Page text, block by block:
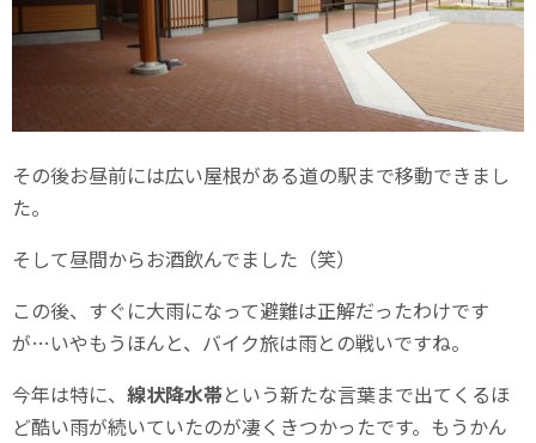
その後お昼前には広い屋根がある道の駅まで移動できまし
た。
そして昼間からお酒飲んでました（笑）
この後、すぐに大雨になって避難は正解だったわけです
が…いやもうほんと、バイク旅は雨との戦いですね。
今年は特に、 線状降水帯という新たな言葉まで出てくるほ
ど酷い雨が続いていたのが凄くきつかったです。もうかん